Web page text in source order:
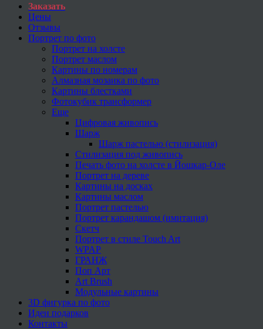
Заказать
Цены
Отзывы
Портрет по фото
Портрет на холсте
Портрет маслом
Картины по номерам
Алмазная мозаика по фото
Картины блестками
Фотокубик трансформер
Еще
Цифровая живопись
Шарж
Шарж пастелью (стилизация)
Стилизация под живопись
Печать фото на холсте в Йошкар-Оле
Портрет на дереве
Картины на досках
Картины маслом
Портрет пастелью
Портрет карандашом (имитация)
Скетч
Портрет в стиле Touch Art
WPAP
ГРАНЖ
Поп Арт
Art Brush
Модульные картины
3D фигурка по фото
Идеи подарков
Контакты